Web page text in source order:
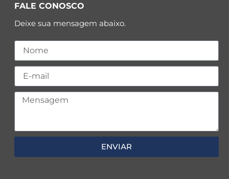
FALE CONOSCO
Deixe sua mensagem abaixo.
ENVIAR